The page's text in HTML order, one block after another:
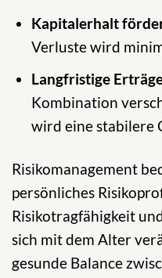
Kapitalerhalt
Verluste wird
Langfristige
Kombination
wird eine stabilere
Risikomanagement
persönliches
Risikotragfähigkeit
sich mit dem Alter
gesunde Balance